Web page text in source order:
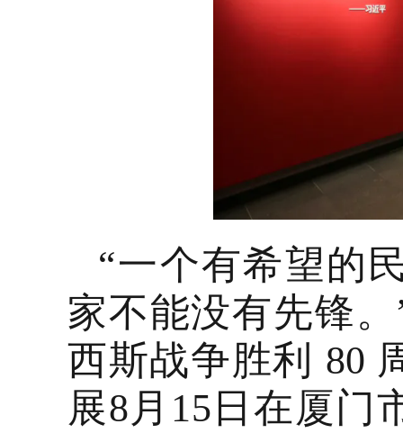
“一个有希望的
家不能没有先锋
西斯战争胜利 80
展8月15日在厦门